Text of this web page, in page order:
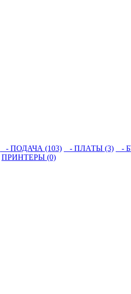
- ПОДАЧА (103) - ПЛАТЫ (3) -
ПРИНТЕРЫ (0)